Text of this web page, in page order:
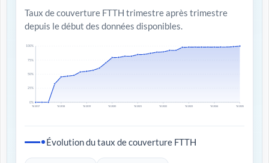
Taux de couverture FTTH trimestre après trimestre
depuis le début des données disponibles.
0%
25%
50%
75%
100%
T4 2017 T4 2018 T4 2019 T4 2020 T4 2021 T4 2022 T4 2023 T4 2024 T4 2025
Évolution du taux de couverture FTTH